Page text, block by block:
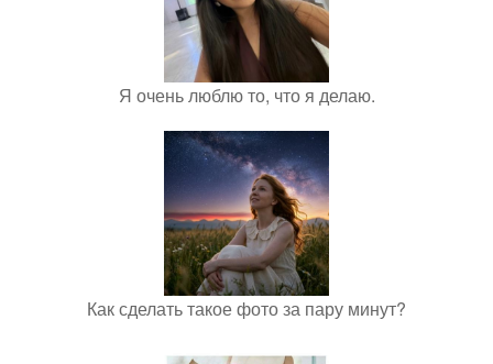
Я очень люблю то, что я делаю.
Как сделать такое фото за пару минут?